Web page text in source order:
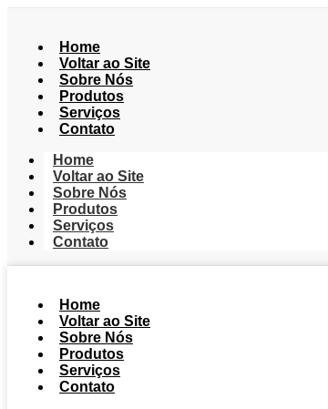
Home
Voltar ao Site
Sobre Nós
Produtos
Serviços
Contato
Home
Voltar ao Site
Sobre Nós
Produtos
Serviços
Contato
Home
Voltar ao Site
Sobre Nós
Produtos
Serviços
Contato